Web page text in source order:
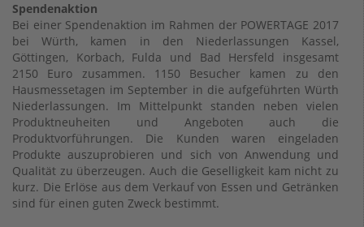
Spendenaktion
Bei einer Spendenaktion im Rahmen der POWERTAGE 2017
bei Würth, kamen in den Niederlassungen Kassel,
Göttingen, Korbach, Fulda und Bad Hersfeld insgesamt
2150 Euro zusammen. 1150 Besucher kamen zu den
Hausmessetagen im September in die aufgeführten Würth
Niederlassungen. Im Mittelpunkt standen neben vielen
Produktneuheiten und Angeboten auch die
Produktvorführungen. Die Kunden waren eingeladen
Produkte auszuprobieren und sich von Anwendung und
Qualität zu überzeugen. Auch die Geselligkeit kam nicht zu
kurz. Die Erlöse aus dem Verkauf von Essen und Getränken
sind für einen guten Zweck bestimmt.